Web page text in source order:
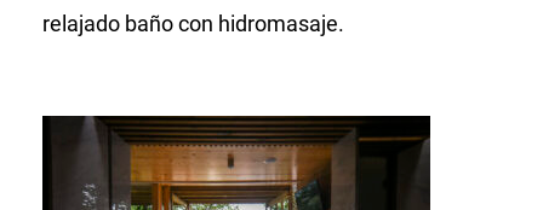
relajado baño con hidromasaje.